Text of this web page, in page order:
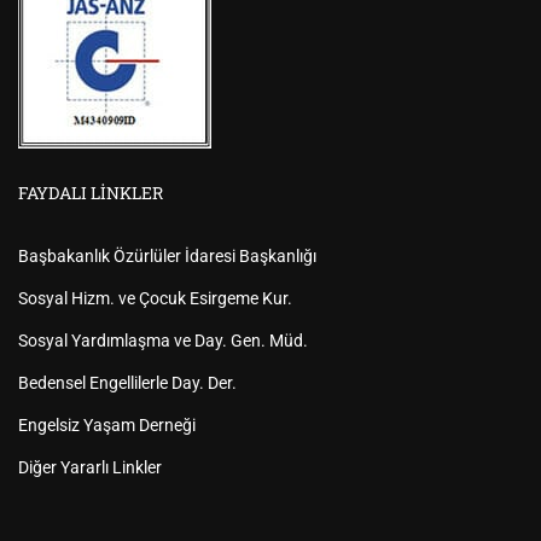
FAYDALI LINKLER
Başbakanlık Özürlüler İdaresi Başkanlığı
Sosyal Hizm. ve Çocuk Esirgeme Kur.
Sosyal Yardımlaşma ve Day. Gen. Müd.
Bedensel Engellilerle Day. Der.
Engelsiz Yaşam Derneği
Diğer Yararlı Linkler